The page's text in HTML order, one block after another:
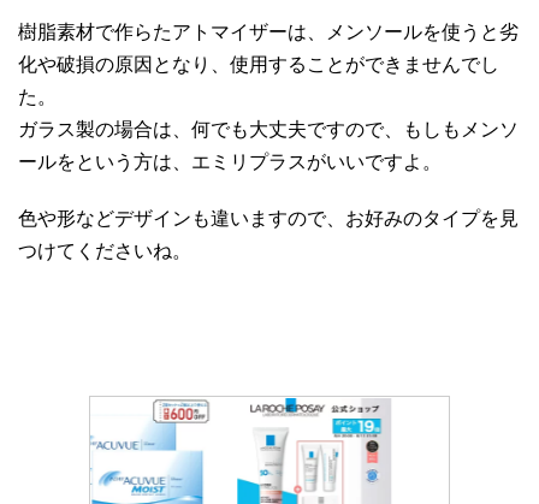
樹脂素材で作らたアトマイザーは、メンソールを使うと劣
化や破損の原因となり、使用することができませんでし
た。
ガラス製の場合は、何でも大丈夫ですので、もしもメンソ
ールをという方は、エミリプラスがいいですよ。
色や形などデザインも違いますので、お好みのタイプを見
つけてくださいね。